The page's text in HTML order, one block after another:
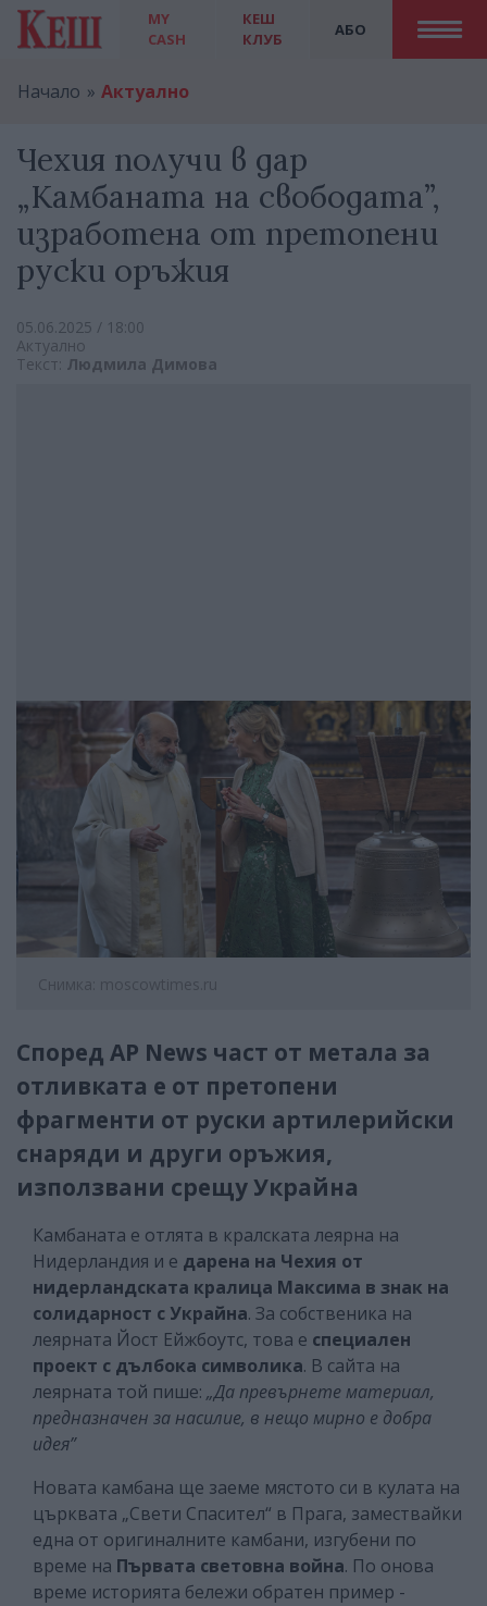
MY
CASH
АБО
КЕШ
КЛУБ
Начало Актуално
Чехия получи в дар
„Камбаната на свободата”,
изработена от претопени
руски оръжия
05.06.2025 / 18:00
Актуално
Текст: Людмила Димова
Снимка: moscowtimes.ru
Според AP News част от метала за
отливката е от претопени
фрагменти от руски артилерийски
снаряди и други оръжия,
използвани срещу Украйна
Камбаната е отлята в кралската леярна на
Нидерландия и е дарена на Чехия от
нидерландската кралица Максима в знак на
солидарност с Украйна. За собственика на
леярната Йост Ейжбоутс, това е специален
проект с дълбока символика. В сайта на
леярната той пише: „Да превърнете материал,
предназначен за насилие, в нещо мирно е добра
идея”
Новата камбана ще заеме мястото си в кулата на
църквата „Свети Спасител“ в Прага, замествайки
една от оригиналните камбани, изгубени по
време на Първата световна война. По онова
време историята бележи обратен пример -